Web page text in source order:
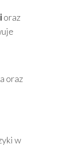
oraz
oraz
w